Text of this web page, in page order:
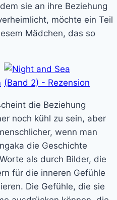
sie an ihre Beziehung
möchte ein Teil
Mädchen, das so
die Beziehung
noch kühl zu sein, aber
wenn man
die Geschichte
als durch Bilder, die
für die inneren Gefühle
Die Gefühle, die sie